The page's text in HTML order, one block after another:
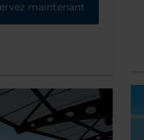
maintenant